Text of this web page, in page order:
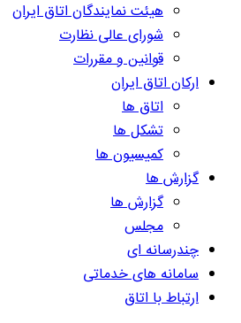
هیئت نمایندگان اتاق ایران
شورای عالی نظارت
قوانین و مقررات
ارکان اتاق ایران
اتاق ها
تشکل ها
کمیسیون ها
گزارش ها
گزارش ها
مجلس
چندرسانه ای
سامانه های خدماتی
ارتباط با اتاق